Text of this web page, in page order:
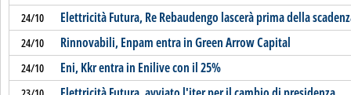
24/10 Elettricità Futura, Re Rebaudengo lascerà prima della
24/10 Rinnovabili, Enpam entra in Green Arrow Capital
24/10 Eni, Kkr entra in Enilive con il 25%